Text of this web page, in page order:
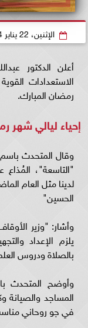
الإثنين، 22 يناير 2024
أعلن الدكتور
الاستعدادات
رمضان المبارك.
إحياء ليالي
وقال المتحدث باسم
"التاسعة"،
لدينا مثل العام
الحسين"
وأشار: "وزير
يلزم الإعداد
بالصلاة ودروس
وأوضح المتحدث
المساجد والصيانة
في جو روحاني